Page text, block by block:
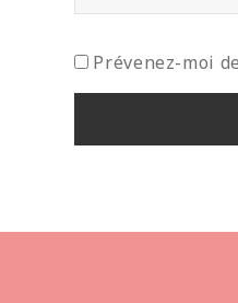
Prévenez-moi